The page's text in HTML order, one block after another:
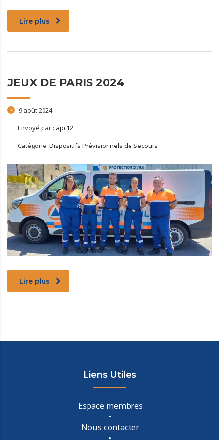
Lire plus
JEUX DE PARIS 2024
9 août 2024
Envoyé par : apc12
Catégorie: Dispositifs Prévisionnels de Secours
Lire plus
Liens Utiles
Espace membres
Nous contacter